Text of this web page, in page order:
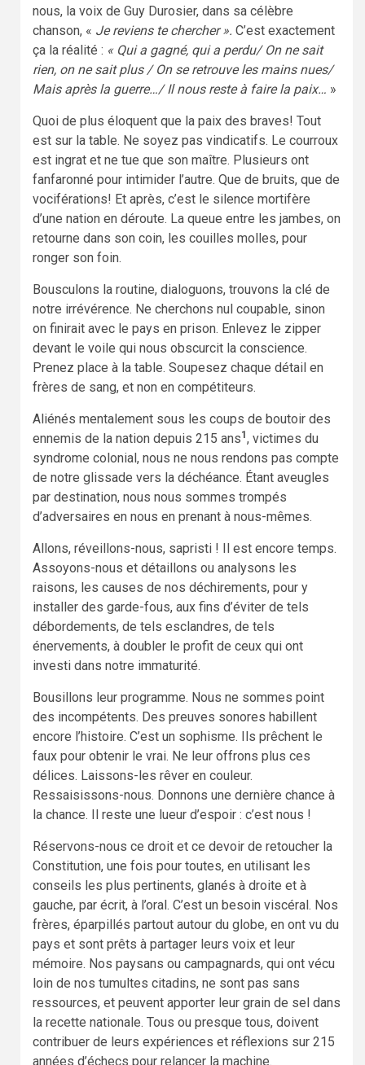
nous, la voix de Guy Durosier, dans sa célèbre
chanson, « Je reviens te chercher ». C’est exactement
ça la réalité : « Qui a gagné, qui a perdu/ On ne sait
rien, on ne sait plus / On se retrouve les mains nues/
Mais après la guerre…/ Il nous reste à faire la paix… »
Quoi de plus éloquent que la paix des braves! Tout
est sur la table. Ne soyez pas vindicatifs. Le courroux
est ingrat et ne tue que son maître. Plusieurs ont
fanfaronné pour intimider l’autre. Que de bruits, que de
vociférations! Et après, c’est le silence mortifère
d’une nation en déroute. La queue entre les jambes, on
retourne dans son coin, les couilles molles, pour
ronger son foin.
Bousculons la routine, dialoguons, trouvons la clé de
notre irrévérence. Ne cherchons nul coupable, sinon
on finirait avec le pays en prison. Enlevez le zipper
devant le voile qui nous obscurcit la conscience.
Prenez place à la table. Soupesez chaque détail en
frères de sang, et non en compétiteurs.
Aliénés mentalement sous les coups de boutoir des
ennemis de la nation depuis 215 ans1, victimes du
syndrome colonial, nous ne nous rendons pas compte
de notre glissade vers la déchéance. Étant aveugles
par destination, nous nous sommes trompés
d’adversaires en nous en prenant à nous-mêmes.
Allons, réveillons-nous, sapristi ! Il est encore temps.
Assoyons-nous et détaillons ou analysons les
raisons, les causes de nos déchirements, pour y
installer des garde-fous, aux fins d’éviter de tels
débordements, de tels esclandres, de tels
énervements, à doubler le profit de ceux qui ont
investi dans notre immaturité.
Bousillons leur programme. Nous ne sommes point
des incompétents. Des preuves sonores habillent
encore l’histoire. C’est un sophisme. Ils prêchent le
faux pour obtenir le vrai. Ne leur offrons plus ces
délices. Laissons-les rêver en couleur.
Ressaisissons-nous. Donnons une dernière chance à
la chance. Il reste une lueur d’espoir : c’est nous !
Réservons-nous ce droit et ce devoir de retoucher la
Constitution, une fois pour toutes, en utilisant les
conseils les plus pertinents, glanés à droite et à
gauche, par écrit, à l’oral. C’est un besoin viscéral. Nos
frères, éparpillés partout autour du globe, en ont vu du
pays et sont prêts à partager leurs voix et leur
mémoire. Nos paysans ou campagnards, qui ont vécu
loin de nos tumultes citadins, ne sont pas sans
ressources, et peuvent apporter leur grain de sel dans
la recette nationale. Tous ou presque tous, doivent
contribuer de leurs expériences et réflexions sur 215
années d’échecs pour relancer la machine.